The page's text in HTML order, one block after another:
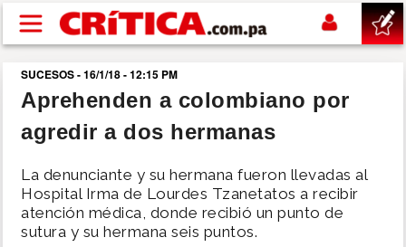
Pasar al contenido principal
buscar
SUCESOS
NACIONAL
POLÍTICA
SUCESOS - 16/1/18 - 12:15 PM
Aprehenden a colombiano por
agredir a dos hermanas
La denunciante y su hermana fueron llevadas al
Hospital Irma de Lourdes Tzanetatos a recibir
atención médica, donde recibió un punto de
sutura y su hermana seis puntos.